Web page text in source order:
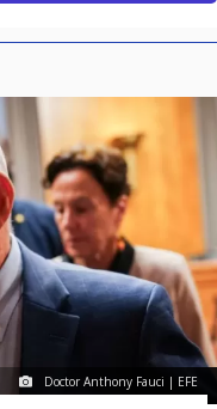
Doctor Anthony Fauci | EFE